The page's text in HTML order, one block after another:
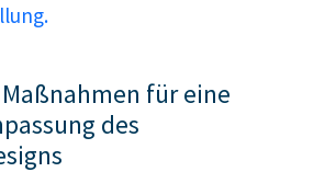
für eine
des